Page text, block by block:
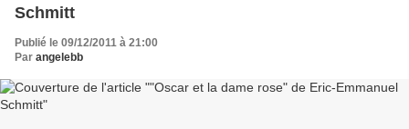
Schmitt
Publié le 09/12/2011 à 21:00
Par angelebb